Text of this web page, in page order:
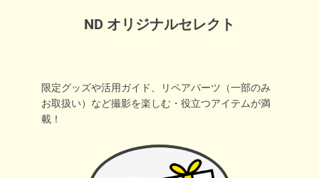
ND オリジナルセレクト
限定グッズや活用ガイド、リペアパーツ（一部のみ
お取扱い）など撮影を楽しむ・役立つアイテムが満
載！